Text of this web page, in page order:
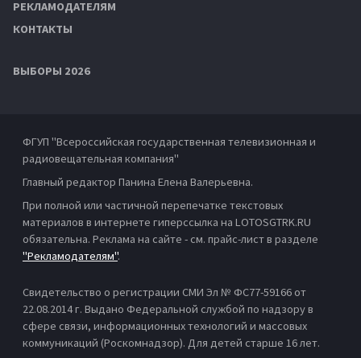
РЕКЛАМОДАТЕЛЯМ
КОНТАКТЫ
ВЫБОРЫ 2026
ФГУП "Всероссийская государственная телевизионная и
радиовещательная компания"
Главный редактор Панина Елена Валерьевна.
При полной или частичной перепечатке текстовых
материалов в интернете гиперссылка на LOTOSGTRK.RU
обязательна. Реклама на сайте - см. прайс-лист в разделе
"Рекламодателям".
Свидетельство о регистрации СМИ Эл № ФС77-59166 от
22.08.2014 г. Выдано Федеральной службой по надзору в
сфере связи, информационных технологий и массовых
коммуникаций (Роскомнадзор). Для детей старше 16 лет.